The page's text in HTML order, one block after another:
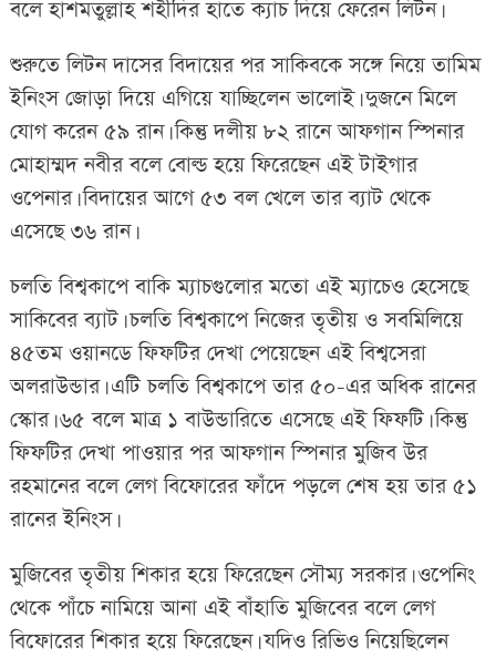
বলে হাশমতুল্লাহ শহীদির হাতে ক্যাচ দিয়ে ফেরেন লিটন।
শুরুতে লিটন দাসের বিদায়ের পর সাকিবকে সঙ্গে নিয়ে তামিম
ইনিংস জোড়া দিয়ে এগিয়ে যাচ্ছিলেন ভালোই। দুজনে মিলে
যোগ করেন ৫৯ রান। কিন্তু দলীয় ৮২ রানে আফগান স্পিনার
মোহাম্মদ নবীর বলে বোল্ড হয়ে ফিরেছেন এই টাইগার
ওপেনার। বিদায়ের আগে ৫৩ বল খেলে তার ব্যাট থেকে
এসেছে ৩৬ রান।
চলতি বিশ্বকাপে বাকি ম্যাচগুলোর মতো এই ম্যাচেও হেসেছে
সাকিবের ব্যাট। চলতি বিশ্বকাপে নিজের তৃতীয় ও সবমিলিয়ে
৪৫তম ওয়ানডে ফিফটির দেখা পেয়েছেন এই বিশ্বসেরা
অলরাউন্ডার। এটি চলতি বিশ্বকাপে তার ৫০-এর অধিক রানের
স্কোর। ৬৫ বলে মাত্র ১ বাউন্ডারিতে এসেছে এই ফিফটি। কিন্তু
ফিফটির দেখা পাওয়ার পর আফগান স্পিনার মুজিব উর
রহমানের বলে লেগ বিফোরের ফাঁদে পড়লে শেষ হয় তার ৫১
রানের ইনিংস।
মুজিবের তৃতীয় শিকার হয়ে ফিরেছেন সৌম্য সরকার। ওপেনিং
থেকে পাঁচে নামিয়ে আনা এই বাঁহাতি মুজিবের বলে লেগ
বিফোরের শিকার হয়ে ফিরেছেন। যদিও রিভিও নিয়েছিলেন